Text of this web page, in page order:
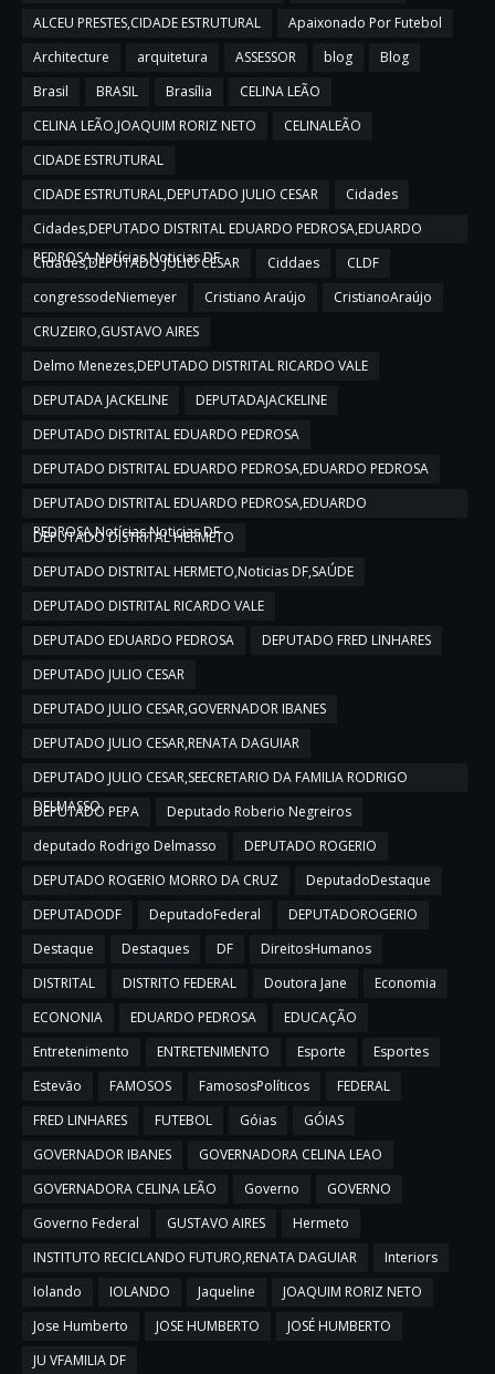
ALCEU PRESTES,CIDADE ESTRUTURAL
Apaixonado Por Futebol
Architecture
arquitetura ASSESSOR blog
Blog
Brasil
BRASIL Brasília
CELINA LEÃO
CELINA LEÃO,JOAQUIM RORIZ NETO
CELINALEÃO
CIDADE ESTRUTURAL
CIDADE ESTRUTURAL,DEPUTADO JULIO CESAR
Cidades
Cidades,DEPUTADO DISTRITAL EDUARDO PEDROSA,EDUARDO
PEDROSA,Notícias,Noticias DF
Cidades,DEPUTADO JULIO CESAR Ciddaes
CLDF
congressodeNiemeyer
Cristiano Araújo
CristianoAraújo
CRUZEIRO,GUSTAVO AIRES
Delmo Menezes,DEPUTADO DISTRITAL RICARDO VALE
DEPUTADA JACKELINE
DEPUTADAJACKELINE
DEPUTADO DISTRITAL EDUARDO PEDROSA
DEPUTADO DISTRITAL EDUARDO PEDROSA,EDUARDO PEDROSA
DEPUTADO DISTRITAL EDUARDO PEDROSA,EDUARDO
PEDROSA,Notícias,Noticias DF
DEPUTADO DISTRITAL HERMETO
DEPUTADO DISTRITAL HERMETO,Noticias DF,SAÚDE
DEPUTADO DISTRITAL RICARDO VALE
DEPUTADO EDUARDO PEDROSA
DEPUTADO FRED LINHARES
DEPUTADO JULIO CESAR
DEPUTADO JULIO CESAR,GOVERNADOR IBANES
DEPUTADO JULIO CESAR,RENATA DAGUIAR
DEPUTADO JULIO CESAR,SEECRETARIO DA FAMILIA RODRIGO
DELMASSO
DEPUTADO PEPA
Deputado Roberio Negreiros
deputado Rodrigo Delmasso
DEPUTADO ROGERIO
DEPUTADO ROGERIO MORRO DA CRUZ
DeputadoDestaque
DEPUTADODF
DeputadoFederal
DEPUTADOROGERIO
Destaque
Destaques DF
DireitosHumanos
DISTRITAL
DISTRITO FEDERAL Doutora Jane
Economia
ECONONIA
EDUARDO PEDROSA
EDUCAÇÃO
Entretenimento
ENTRETENIMENTO Esporte
Esportes
Estevão
FAMOSOS FamososPolíticos
FEDERAL
FRED LINHARES
FUTEBOL Góias
GÓIAS
GOVERNADOR IBANES
GOVERNADORA CELINA LEAO
GOVERNADORA CELINA LEÃO
Governo
GOVERNO
Governo Federal
GUSTAVO AIRES
Hermeto
INSTITUTO RECICLANDO FUTURO,RENATA DAGUIAR
Interiors
Iolando
IOLANDO Jaqueline
JOAQUIM RORIZ NETO
Jose Humberto
JOSE HUMBERTO
JOSÉ HUMBERTO
JU VFAMILIA DF